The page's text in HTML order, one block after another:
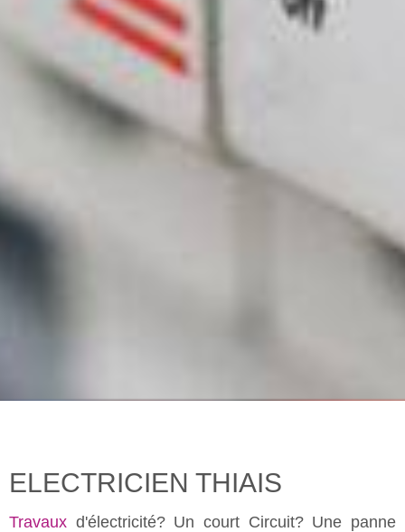
ELECTRICIEN THIAIS
Travaux d'électricité? Un court Circuit? Une panne